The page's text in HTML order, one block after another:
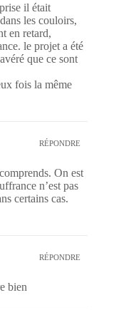
il était
les couloirs,
en retard,
le projet a été
que ce sont
fois la même
RÉPONDRE
On est
n’est pas
certains cas.
RÉPONDRE
bien